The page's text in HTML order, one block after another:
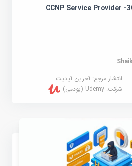
انتشار مرجع:آخرین آپدیت
شرکت:Udemy (یودمی)